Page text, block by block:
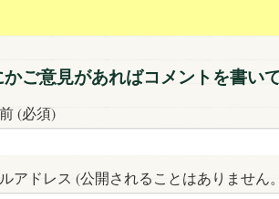
ご意見があればコメントを書い
(必須)
アドレス (公開されることはありません